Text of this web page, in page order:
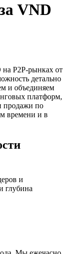
VND
P2P-рынках от
детально
и объединяем
платформ,
продажи по
времени и в
и
глубина